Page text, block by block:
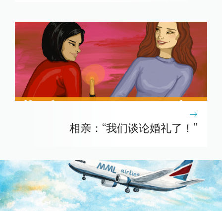
相亲：“我们谈论婚礼了！”